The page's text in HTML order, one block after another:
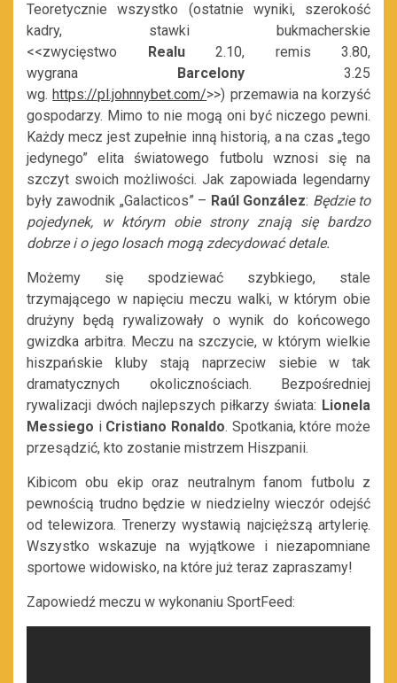
Teoretycznie wszystko (ostatnie wyniki, szerokość
kadry, stawki bukmacherskie
<<zwycięstwo Realu 2.10, remis 3.80,
wygrana Barcelony 3.25
wg.https://pl.johnnybet.com/>>) przemawia na korzyść
gospodarzy. Mimo to nie mogą oni być niczego pewni.
Każdy mecz jest zupełnie inną historią, a na czas „tego
jedynego” elita światowego futbolu wznosi się na
szczyt swoich możliwości. Jak zapowiada legendarny
były zawodnik „Galacticos” – Raúl González: Będzie to
pojedynek, w którym obie strony znają się bardzo
dobrze i o jego losach mogą zdecydować detale.
Możemy się spodziewać szybkiego, stale
trzymającego w napięciu meczu walki, w którym obie
drużyny będą rywalizowały o wynik do końcowego
gwizdka arbitra. Meczu na szczycie, w którym wielkie
hiszpańskie kluby stają naprzeciw siebie w tak
dramatycznych okolicznościach. Bezpośredniej
rywalizacji dwóch najlepszych piłkarzy świata: Lionela
Messiego i Cristiano Ronaldo. Spotkania, które może
przesądzić, kto zostanie mistrzem Hiszpanii.
Kibicom obu ekip oraz neutralnym fanom futbolu z
pewnością trudno będzie w niedzielny wieczór odejść
od telewizora. Trenerzy wystawią najcięższą artylerię.
Wszystko wskazuje na wyjątkowe i niezapomniane
sportowe widowisko, na które już teraz zapraszamy!
Zapowiedź meczu w wykonaniu SportFeed: